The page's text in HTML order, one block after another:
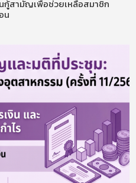
กู้สามัญเพื่อช่วยเหลือสมาชิก
น